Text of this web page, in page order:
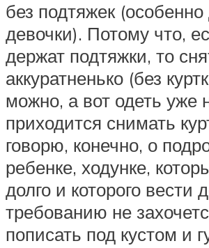
без подтяжек
девочки). Потому что,
держат подтяжки, то
аккуратненько (без
можно, а вот одеть уже
приходится снимать
говорю, конечно, о
ребенке, ходунке,
долго и которого вести
требованию не
пописать под кустом и